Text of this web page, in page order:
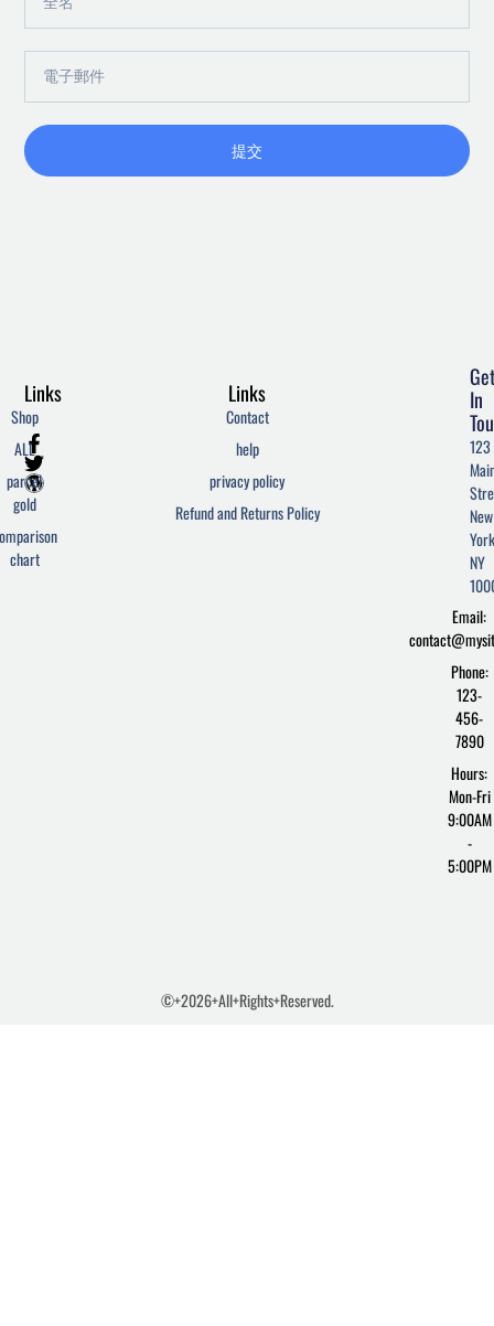
件
提交
F
a
c
e
o
o
T
w
i
t
e
r
W
o
r
d
r
e
Links
Contact
help
privacy policy
Refund and Returns Policy
Links
Shop
ALL
parcel
gold
chart
In
123
New
NY
Email:
Phone:
123-
456-
7890
Hours:
Mon-Fri
9:00AM
-
5:00PM
©+2026+All+Rights+Reserved.